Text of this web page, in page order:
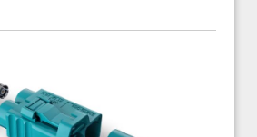
起初为BMW需求用于车载收音机天线连
汽车行业通用标准的射频连接器，被业